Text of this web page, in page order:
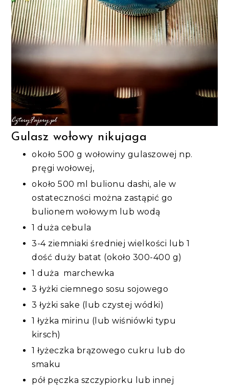
Gulasz wołowy nikujaga
około 500 g wołowiny gulaszowej np.
pręgi wołowej,
około 500 ml bulionu dashi, ale w
ostateczności można zastąpić go
bulionem wołowym lub wodą
1 duża cebula
3-4 ziemniaki średniej wielkości lub 1
dość duży batat (około 300-400 g)
1 duża marchewka
3 łyżki ciemnego sosu sojowego
3 łyżki sake (lub czystej wódki)
1 łyżka mirinu (lub wiśniówki typu
kirsch)
1 łyżeczka brązowego cukru lub do
smaku
pół pęczka szczypiorku lub innej